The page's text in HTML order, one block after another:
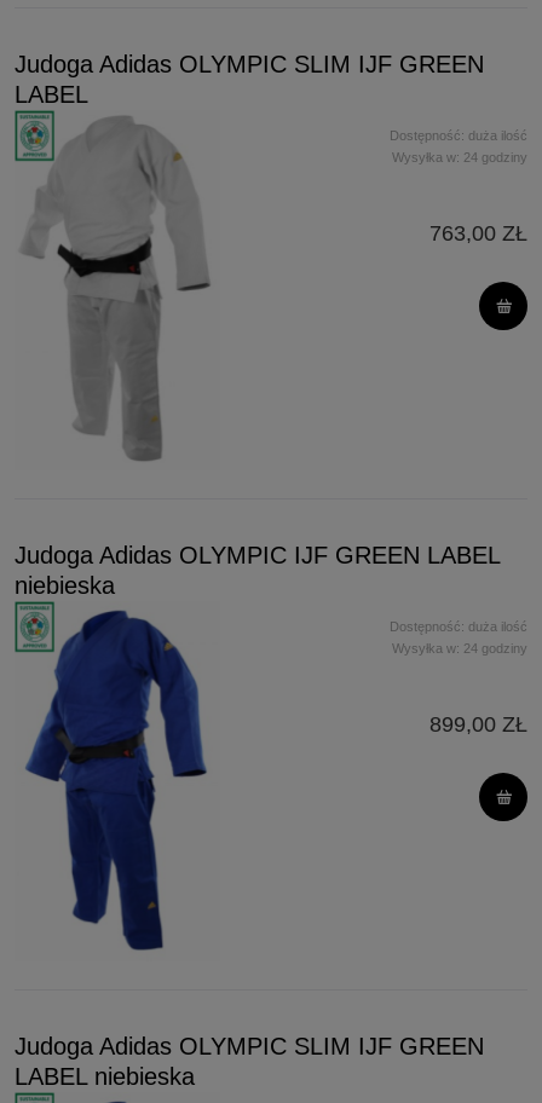
Judoga Adidas OLYMPIC SLIM IJF GREEN
LABEL
Dostępność: duża ilość
Wysyłka w: 24 godziny
763,00 ZŁ
Judoga Adidas OLYMPIC IJF GREEN LABEL
niebieska
Dostępność: duża ilość
Wysyłka w: 24 godziny
899,00 ZŁ
Judoga Adidas OLYMPIC SLIM IJF GREEN
LABEL niebieska